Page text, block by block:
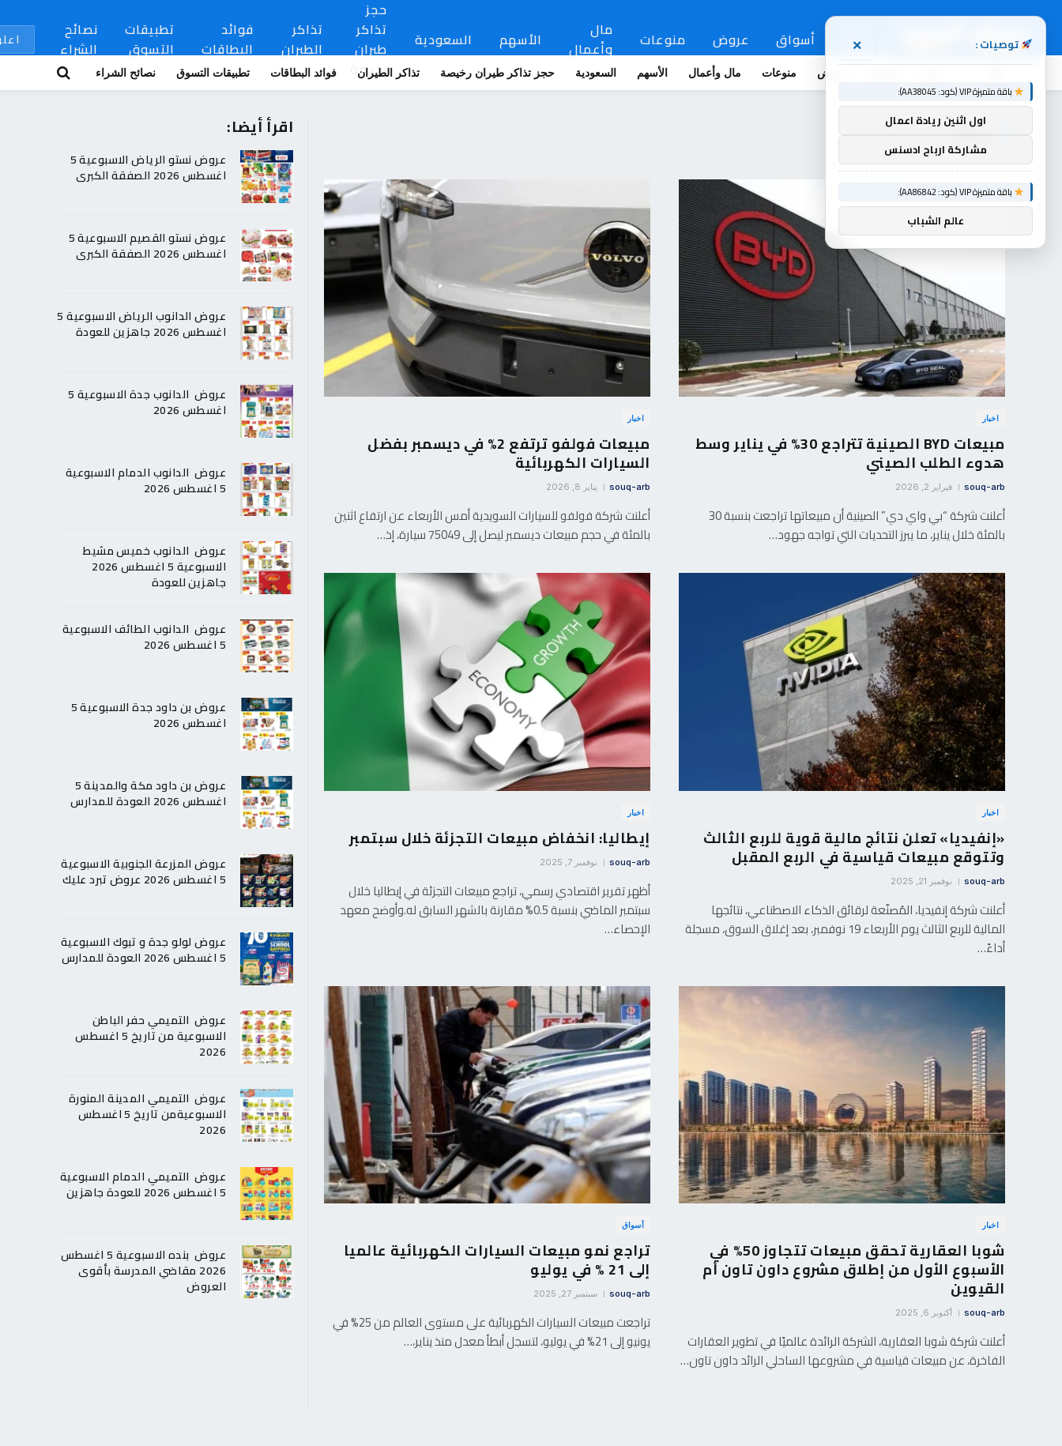
اخبار أسواق عروض منوعات
مال
وأعمال
الأسهم السعودية
حجز
تذاكر
طيران
رخيصة
تذاكر
الطيران
فوائد
البطاقات
تطبيقات
التسوق
نصائح
الشراء
عروض منوعات مال وأعمال الأسهم السعودية حجز تذاكر طيران رخيصة تذاكر الطيران فوائد البطاقات تطبيقات التسوق نصائح الشراء
مبيعات
اخبار
مبيعات BYD الصينية تتراجع 30% في يناير وسط
هدوء الطلب الصيني
souq-arb فبراير 2, 2026
أعلنت شركة “بي واي دي” الصينية أن مبيعاتها تراجعت بنسبة 30
بالمئة خلال يناير، ما يبرز التحديات التي تواجه جهود…
اخبار
مبيعات فولفو ترتفع 2% في ديسمبر بفضل
السيارات الكهربائية
souq-arb يناير 8, 2026
أعلنت شركة فولفو للسيارات السويدية أمس الأربعاء عن ارتفاع اثنين
بالمئة في حجم مبيعات ديسمبر ليصل إلى 75049 سيارة، إذ…
اخبار
«إنفيديا» تعلن نتائج مالية قوية للربع الثالث
وتتوقع مبيعات قياسية في الربع المقبل
souq-arb نوفمبر 21, 2025
أعلنت شركة إنفيديا، المُصنّعة لرقائق الذكاء الاصطناعي، نتائجها
المالية للربع الثالث يوم الأربعاء 19 نوفمبر، بعد إغلاق السوق، مسجلة
أداءً…
اخبار
إيطاليا: انخفاض مبيعات التجزئة خلال سبتمبر
souq-arb نوفمبر 7, 2025
أظهر تقرير اقتصادي رسمي، تراجع مبيعات التجزئة في إيطاليا خلال
سبتمبر الماضي بنسبة 0.5% مقارنة بالشهر السابق له.وأوضح معهد
الإحصاء…
اخبار
شوبا العقارية تحقق مبيعات تتجاوز 50% في
الأسبوع الأول من إطلاق مشروع داون تاون أم
القيوين
souq-arb أكتوبر 6, 2025
أعلنت شركة شوبا العقارية، الشركة الرائدة عالميًا في تطوير العقارات
الفاخرة، عن مبيعات قياسية في مشروعها الساحلي الرائد داون تاون…
أسواق
تراجع نمو مبيعات السيارات الكهربائية عالميا
إلى 21 % في يوليو
souq-arb سبتمبر 27, 2025
تراجعت مبيعات السيارات الكهربائية على مستوى العالم من 25% في
يونيو إلى 21% في يوليو، لتسجل أبطأ معدل منذ يناير،…
اقرأ أيضا:
عروض نستو الرياض الاسبوعية 5
اغسطس 2026 الصفقة الكبرى
عروض نستو القصيم الاسبوعية 5
اغسطس 2026 الصفقة الكبرى
عروض الدانوب الرياض الاسبوعية 5
اغسطس 2026 جاهزين للعودة
عروض الدانوب جدة الاسبوعية 5
اغسطس 2026
عروض الدانوب الدمام الاسبوعية
5 اغسطس 2026
عروض الدانوب خميس مشيط
الاسبوعية 5 اغسطس 2026
جاهزين للعودة
عروض الدانوب الطائف الاسبوعية
5 اغسطس 2026
عروض بن داود جدة الاسبوعية 5
اغسطس 2026
عروض بن داود مكة والمدينة 5
اغسطس 2026 العودة للمدارس
عروض المزرعة الجنوبية الاسبوعية
5 اغسطس 2026 عروض تبرد عليك
عروض لولو جدة و تبوك الاسبوعية
5 اغسطس 2026 العودة للمدارس
عروض التميمي حفر الباطن
الاسبوعية من تاريخ 5 اغسطس
2026
عروض التميمي المدينة المنورة
الاسبوعيةمن تاريخ 5 اغسطس
2026
عروض التميمي الدمام الاسبوعية
5 اغسطس 2026 للعودة جاهزين
عروض بنده الاسبوعية 5 اغسطس
2026 مقاضي المدرسة بأقوى
العروض
توصيات : ×
باقة متميزة VIP (كود: AA38045):
اول اثنين ريادة اعمال
مشاركة ارباح ادسنس
باقة متميزة VIP (كود: AA86842):
عالم الشباب